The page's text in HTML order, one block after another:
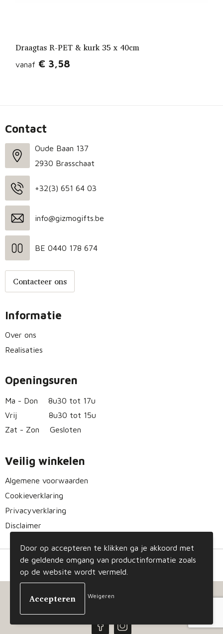
Draagtas R-PET & kurk 35 x 40cm
vanaf € 3,58
Contact
Oude Baan 137
2930 Brasschaat
+32(3) 651 64 03
info@gizmogifts.be
BE 0440 178 674
Contacteer ons
Informatie
Over ons
Realisaties
Openingsuren
Ma - Don
8u30 tot 17u
Vrij
8u30 tot 15u
Zat - Zon
Gesloten
Veilig winkelen
Algemene voorwaarden
Cookieverklaring
Privacyverklaring
Disclaimer
© Copyright Gizmo 2023
Door op accepteren te klikken ga je akkoord met
de geldende omgang van productinformatie zoals
op de website wordt vermeld.
Weigeren